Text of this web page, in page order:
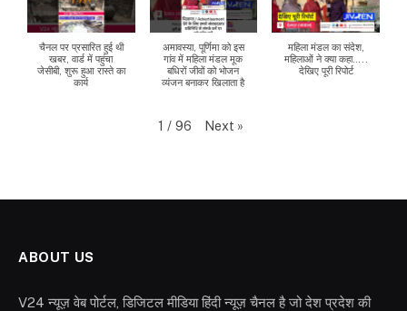
चैनल पर प्रसारित हुई थी
खबर, वार्ड में पहुंचा
जेसीबी, शुरू हुआ रास्ते का
कार्य
अमावस्या, पूर्णिमा को इस
गांव में महिला मंडल मूक
बधिरों जीवों को भोजन
व्यंजन बनाकर खिलाता है
महिला मंडल का संदेश,
महिलाओं ने क्या कहा…..
देखिए पूरी रिपोर्ट
1 / 96 Next »
ABOUT US
V24 न्यूज़ वेब पोर्टल, डिजिटल मीडिया हिंदी न्यूज़ चैनल है जो देश प्रदेश की